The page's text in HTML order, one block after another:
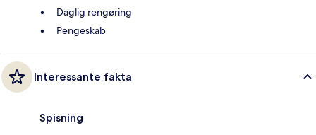
Daglig rengøring
Pengeskab
Interessante fakta
Spisning